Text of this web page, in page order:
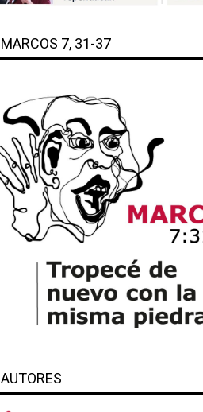
MARCOS 7, 31-37
AUTORES